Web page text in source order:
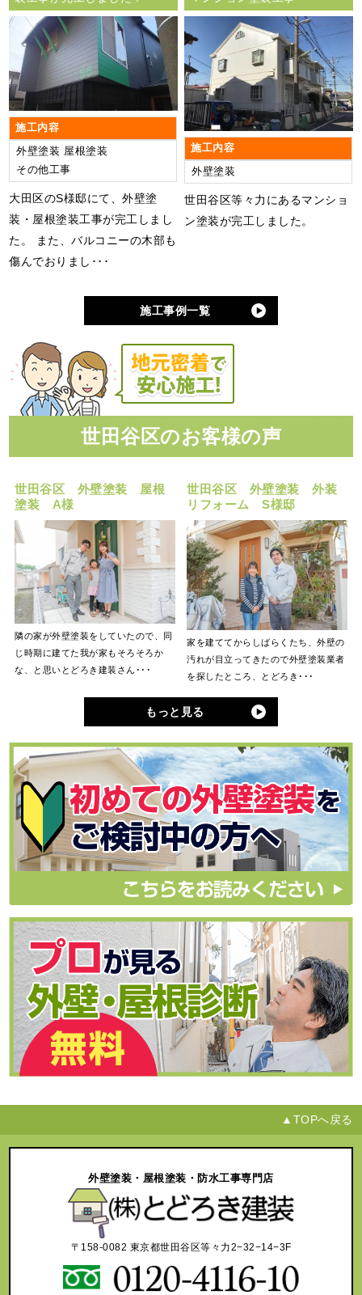
施工内容
外壁塗装 屋根塗装
その他工事
大田区のS様邸にて、外壁塗
装・屋根塗装工事が完工しまし
た。 また、バルコニーの木部も
傷んでおりまし･･･
施工内容
外壁塗装
世田谷区等々力にあるマンショ
ン塗装が完工しました。
施工事例一覧
世田谷区のお客様の声
世田谷区 外壁塗装 屋根
塗装 A様
隣の家が外壁塗装をしていたので、同
じ時期に建てた我が家もそろそろか
な、と思いとどろき建装さん･･･
世田谷区 外壁塗装 外装
リフォーム S様邸
家を建ててからしばらくたち、外壁の
汚れが目立ってきたので外壁塗装業者
を探したところ、とどろき･･･
もっと見る
▲TOPへ戻る
外壁塗装・屋根塗装・防水工事専門店
〒158-0082 東京都世田谷区等々力2−32−14−3F